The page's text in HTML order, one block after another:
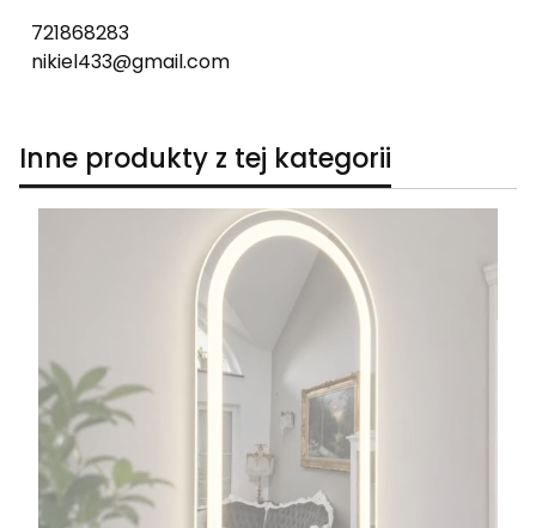
721868283
nikiel433@gmail.com
Inne produkty z tej kategorii